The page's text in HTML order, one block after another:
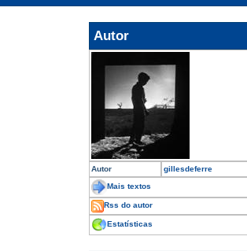
Autor
Autor gillesdeferre
Mais textos
Rss do autor
Estatísticas